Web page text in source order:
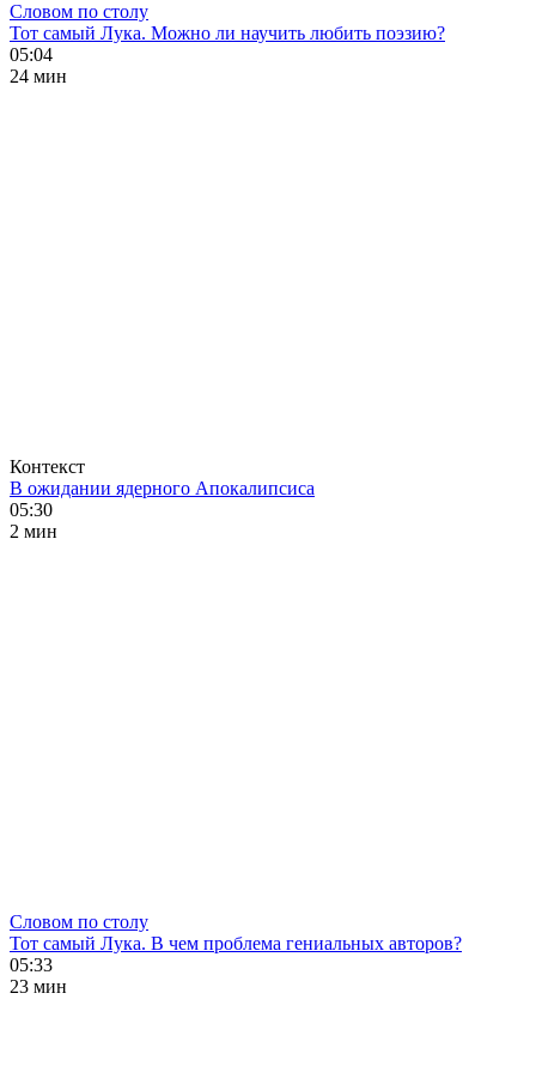
Словом по столу
Тот самый Лука. Можно ли научить любить поэзию?
05:04
24 мин
Контекст
В ожидании ядерного Апокалипсиса
05:30
2 мин
Словом по столу
Тот самый Лука. В чем проблема гениальных авторов?
05:33
23 мин